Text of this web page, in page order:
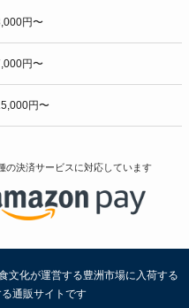
円〜
円〜
円〜
の決済サービスに対応しています
文化が運営する豊洲市場に入荷する
通販サイトです